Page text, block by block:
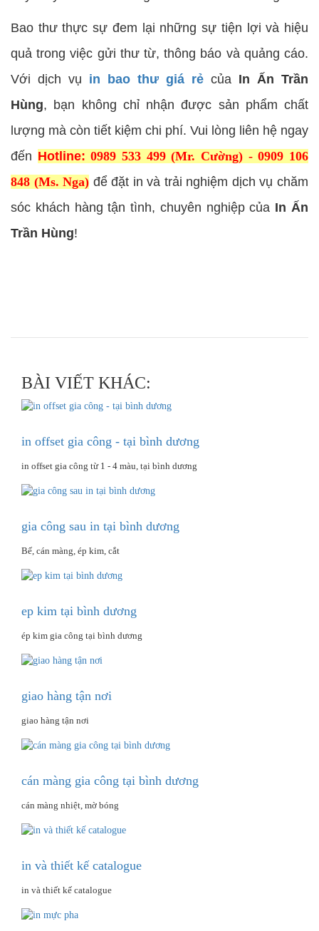
Bao thư thực sự đem lại những sự tiện lợi và hiệu
quả trong việc gửi thư từ, thông báo và quảng cáo.
Với dịch vụ in bao thư giá rẻ của In Ấn Trần
Hùng, bạn không chỉ nhận được sản phẩm chất
lượng mà còn tiết kiệm chi phí. Vui lòng liên hệ ngay
đến Hotline:0989 533 499 (Mr. Cường) - 0909 106
848 (Ms. Nga) để đặt in và trải nghiệm dịch vụ chăm
sóc khách hàng tận tình, chuyên nghiệp của In Ấn
Trần Hùng!
BÀI VIẾT KHÁC:
in offset gia công - tại bình dương
in offset gia công từ 1 - 4 màu, tại bình dương
gia công sau in tại bình dương
Bế, cán màng, ép kim, cắt
ep kim tại bình dương
ép kim gia công tại bình dương
giao hàng tận nơi
giao hàng tận nơi
cán màng gia công tại bình dương
cán màng nhiệt, mờ bóng
in và thiết kế catalogue
in và thiết kế catalogue